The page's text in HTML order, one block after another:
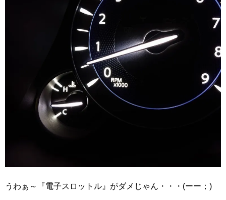
うわぁ～『電子スロットル』がダメじゃん・・・(ーー；)